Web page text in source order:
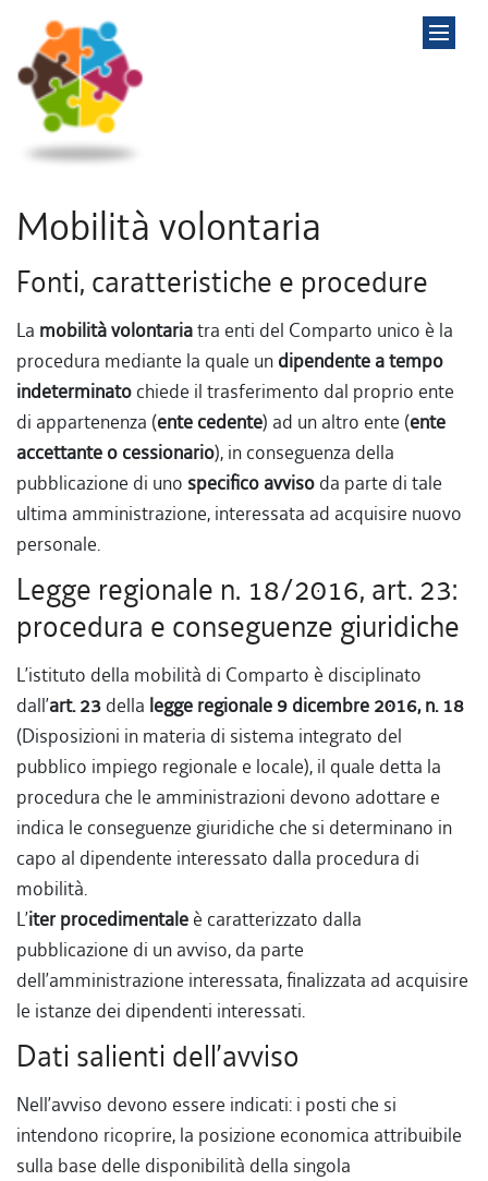
Mobilità volontaria
Fonti, caratteristiche e procedure
La mobilità volontariatra enti del Comparto unico è la
procedura mediante la quale un dipendente a tempo
indeterminato chiede il trasferimento dal proprio ente
di appartenenza (ente cedente) ad un altro ente (ente
accettante o cessionario), in conseguenza della
pubblicazione di uno specifico avviso da parte di tale
ultima amministrazione, interessata ad acquisire nuovo
personale.
Legge regionale n. 18/2016, art. 23:
procedura e conseguenze giuridiche
L’istituto della mobilità di Comparto è disciplinato
dall’art. 23 della legge regionale 9 dicembre 2016, n. 18
(Disposizioni in materia di sistema integrato del
pubblico impiego regionale e locale), il quale detta la
procedura che le amministrazioni devono adottare e
indica le conseguenze giuridiche che si determinano in
capo al dipendente interessato dalla procedura di
mobilità.
L’iter procedimentale è caratterizzato dalla
pubblicazione di un avviso, da parte
dell’amministrazione interessata, finalizzata ad acquisire
le istanze dei dipendenti interessati.
Dati salienti dell’avviso
Nell’avviso devono essere indicati: i posti che si
intendono ricoprire, la posizione economica attribuibile
sulla base delle disponibilità della singola